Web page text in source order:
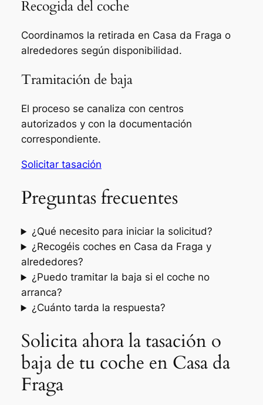
Recogida del coche
Coordinamos la retirada en Casa da Fraga o
alrededores según disponibilidad.
Tramitación de baja
El proceso se canaliza con centros
autorizados y con la documentación
correspondiente.
Solicitar tasación
Preguntas frecuentes
¿Qué necesito para iniciar la solicitud?
¿Recogéis coches en Casa da Fraga y
alrededores?
¿Puedo tramitar la baja si el coche no
arranca?
¿Cuánto tarda la respuesta?
Solicita ahora la tasación o
baja de tu coche en Casa da
Fraga